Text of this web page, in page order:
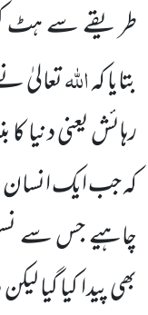
طریقے سے ہٹ کر
بتایا کہاللہتعالیٰ
رہائش یعنی دنیا
کہ جب ایک انسان
چاہیے جس سے
بھی پیدا کیا